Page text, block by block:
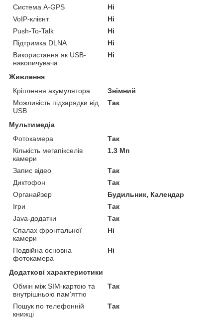
Система A-GPS
Ні
VoIP-клієнт
Ні
Push-To-Talk
Ні
Підтримка DLNA
Ні
Використання як USB-
накопичувача
Ні
Живлення
Кріплення акумулятора
Знімний
Можливість підзарядки від
USB
Так
Мультимедіа
Фотокамера
Так
Кількість мегапікселів
камери
1.3 Мп
Запис відео
Так
Диктофон
Так
Органайзер
Будильник, Календар
Ігри
Так
Java-додатки
Так
Спалах фронтальної
камери
Ні
Подвійна основна
фотокамера
Ні
Додаткові характеристики
Обмін між SIM-картою та
внутрішньою пам'яттю
Так
Пошук по телефонній
книжці
Так